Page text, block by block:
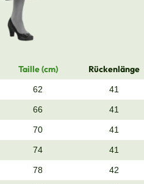
Taille (cm)
Rückenlänge
62 41
66 41
70 41
74 41
78 42